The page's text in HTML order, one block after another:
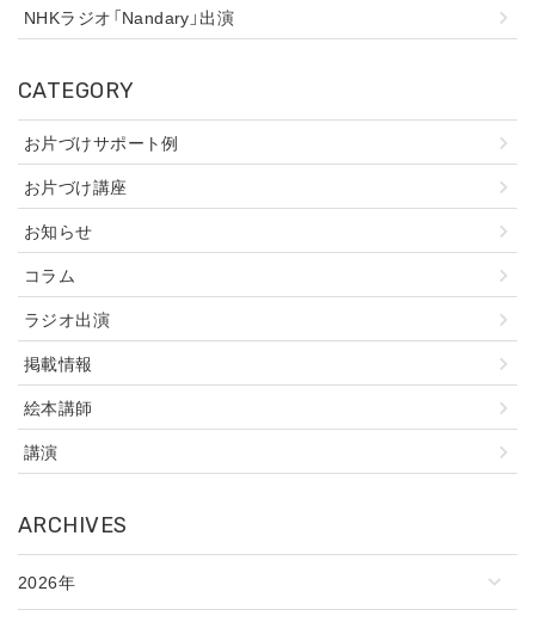
NHKラジオ「Nandary」出演
CATEGORY
お片づけサポート例
お片づけ講座
お知らせ
コラム
ラジオ出演
掲載情報
絵本講師
講演
ARCHIVES
2026年